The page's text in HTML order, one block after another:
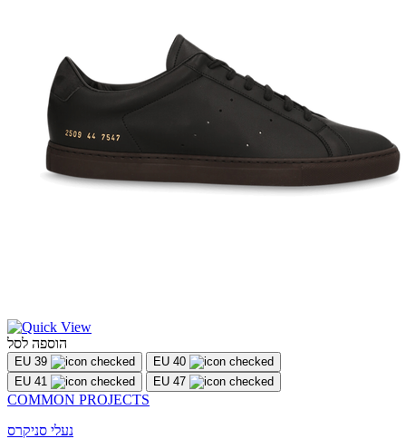
הוספה לסל
EU 39
EU 40
EU 41
EU 47
COMMON PROJECTS
נעלי סניקרס